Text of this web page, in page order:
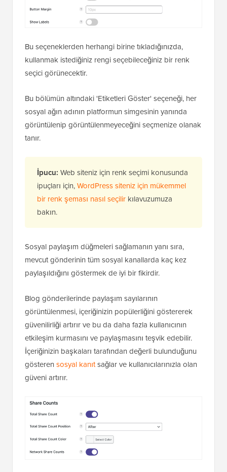
Bu seçeneklerden herhangi birine tıkladığınızda,
kullanmak istediğiniz rengi seçebileceğiniz bir renk
seçici görünecektir.
Bu bölümün altındaki 'Etiketleri Göster' seçeneği, her
sosyal ağın adının platformun simgesinin yanında
görüntülenip görüntülenmeyeceğini seçmenize olanak
tanır.
İpucu: Web siteniz için renk seçimi konusunda
ipuçları için,WordPress siteniz için mükemmel
bir renk şeması nasıl seçilir kılavuzumuza
bakın.
Sosyal paylaşım düğmeleri sağlamanın yanı sıra,
mevcut gönderinin tüm sosyal kanallarda kaç kez
paylaşıldığını göstermek de iyi bir fikirdir.
Blog gönderilerinde paylaşım sayılarının
görüntülenmesi, içeriğinizin popülerliğini göstererek
güvenilirliği artırır ve bu da daha fazla kullanıcının
etkileşim kurmasını ve paylaşmasını teşvik edebilir.
İçeriğinizin başkaları tarafından değerli bulunduğunu
gösteren sosyal kanıtsağlar ve kullanıcılarınızla olan
güveni artırır.